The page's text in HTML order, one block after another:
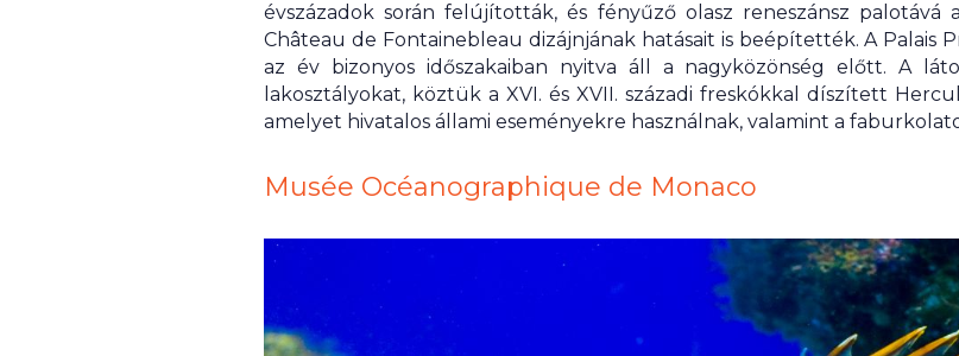
évszázadok során felújították, és fényűző olasz reneszánsz palotává
Château de Fontainebleau dizájnjának hatásait is beépítették. A Palais
az év bizonyos időszakaiban nyitva áll a nagyközönség előtt. A
lakosztályokat, köztük a XVI. és XVII. századi freskókkal díszített
amelyet hivatalos állami eseményekre használnak, valamint a
Musée Océanographique de Monaco